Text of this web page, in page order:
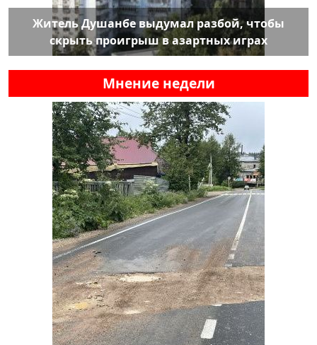
Житель Душанбе выдумал разбой, чтобы
скрыть проигрыш в азартных играх
Мнение недели